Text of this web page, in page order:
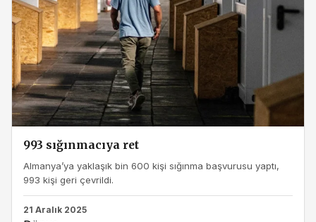
993 sığınmacıya ret
Almanya’ya yaklaşık bin 600 kişi sığınma başvurusu yaptı,
993 kişi geri çevrildi.
21 Aralık 2025